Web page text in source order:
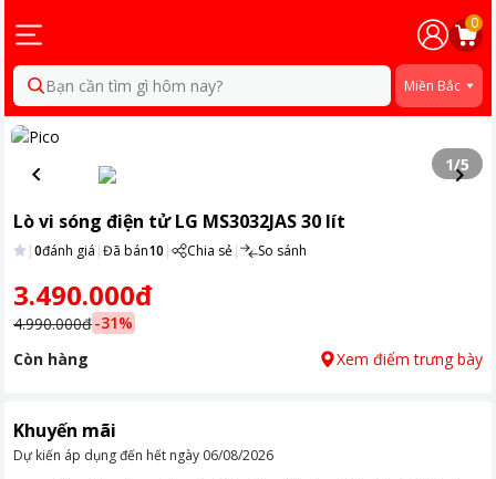
0
Bạn cần tìm gì hôm nay? Miền Bắc
1/5
Lò vi sóng điện tử LG MS3032JAS 30 lít
|0đánh giá |Đã bán10 | Chia sẻ| So sánh
3.490.000đ
4.990.000đ-31%
Còn hàng
Xem điểm trưng bày
Khuyến mãi
Dự kiến áp dụng đến hết ngày 06/08/2026